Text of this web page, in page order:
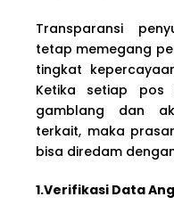
Transparansi
tetap memegang
tingkat
Ketika setiap pos
gamblang dan
terkait, maka
bisa diredam
1.Verifikasi Data